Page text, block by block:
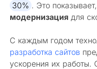
30% . Это
модернизация для
С каждым годом
разработка сайтов
ускорения их работы.